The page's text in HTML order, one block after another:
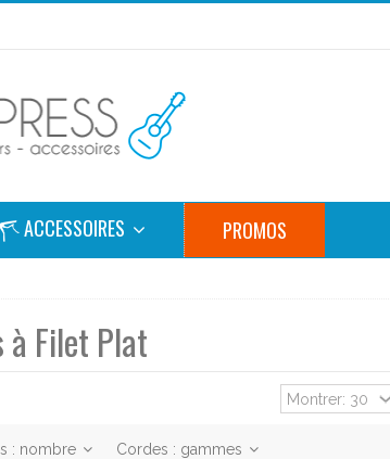
ACCESSOIRES PROMOS
à Filet Plat
: nombre Cordes : gammes